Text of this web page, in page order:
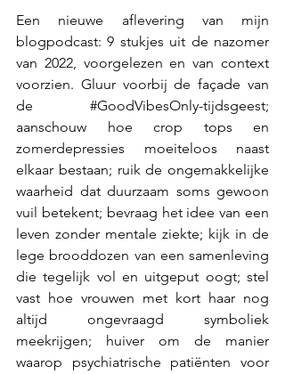
Een nieuwe aflevering van mijn
blogpodcast: 9 stukjes uit de nazomer
van 2022, voorgelezen en van context
voorzien. Gluur voorbij de façade van
de #GoodVibesOnly-tijdsgeest;
aanschouw hoe crop tops en
zomerdepressies moeiteloos naast
elkaar bestaan; ruik de ongemakkelijke
waarheid dat duurzaam soms gewoon
vuil betekent; bevraag het idee van een
leven zonder mentale ziekte; kijk in de
lege brooddozen van een samenleving
die tegelijk vol en uitgeput oogt; stel
vast hoe vrouwen met kort haar nog
altijd ongevraagd symboliek
meekrijgen; huiver om de manier
waarop psychiatrische patiënten voor